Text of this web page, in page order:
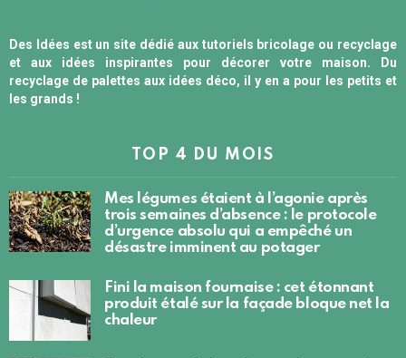
Des Idées est un site dédié aux tutoriels bricolage ou recyclage
et aux idées inspirantes pour décorer votre maison. Du
recyclage de palettes aux idées déco, il y en a pour les petits et
les grands !
TOP 4 DU MOIS
Mes légumes étaient à l’agonie après
trois semaines d’absence : le protocole
d’urgence absolu qui a empêché un
désastre imminent au potager
Fini la maison fournaise : cet étonnant
produit étalé sur la façade bloque net la
chaleur